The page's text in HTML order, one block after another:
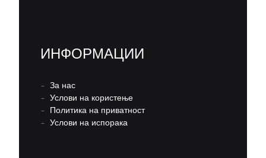
ИНФОРМАЦИИ
– За нас
– Услови на користење
– Политика на приватност
– Услови на испорака